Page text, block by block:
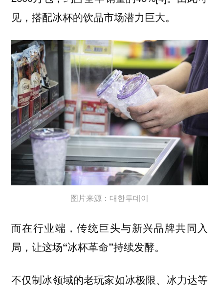
见，搭配冰杯的饮品市场潜力巨大。
图片来源：대한투데이
而在行业端，传统巨头与新兴品牌共同入
局，让这场“冰杯革命”持续发酵。
不仅制冰领域的老玩家如冰极限、冰力达等